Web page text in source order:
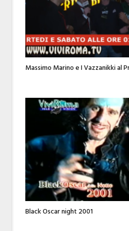
Massimo Marino e I Vazzanikki al
Black Oscar night 2001